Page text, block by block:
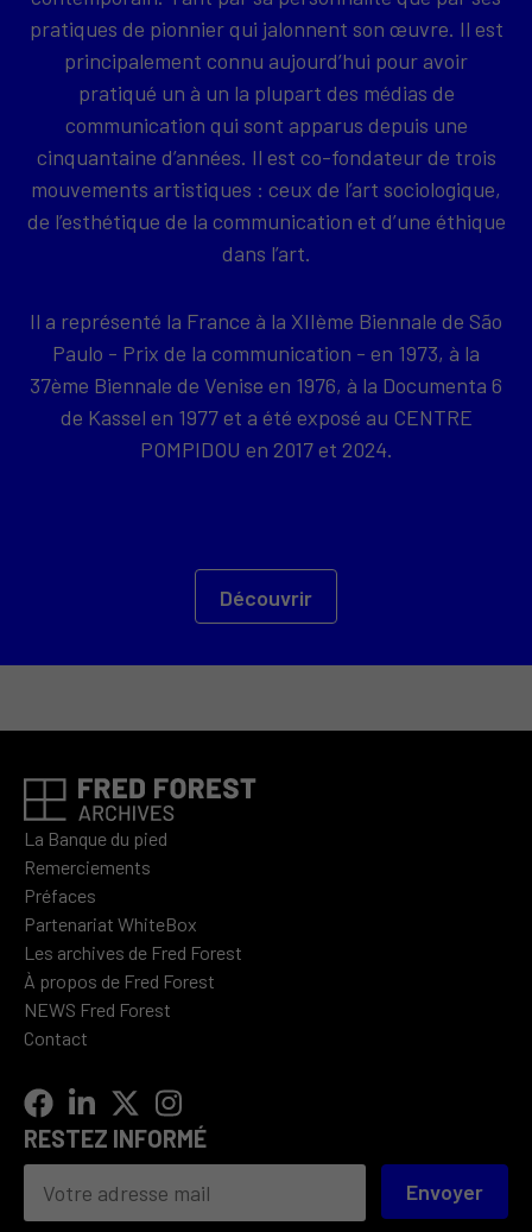
pratiques de pionnier qui jalonnent son œuvre. Il est
principalement connu aujourd’hui pour avoir
pratiqué un à un la plupart des médias de
communication qui sont apparus depuis une
cinquantaine d’années. Il est co-fondateur de trois
mouvements artistiques : ceux de l’art sociologique,
de l’esthétique de la communication et d’une éthique
dans l’art.
Il a représenté la France à la XIIème Biennale de São
Paulo - Prix de la communication - en 1973, à la
37ème Biennale de Venise en 1976, à la Documenta 6
de Kassel en 1977 et a été exposé au CENTRE
POMPIDOU en 2017 et 2024.
Découvrir
La Banque du pied
Remerciements
Préfaces
Partenariat WhiteBox
Les archives de Fred Forest
À propos de Fred Forest
NEWS Fred Forest
Contact
RESTEZ INFORMÉ
Envoyer